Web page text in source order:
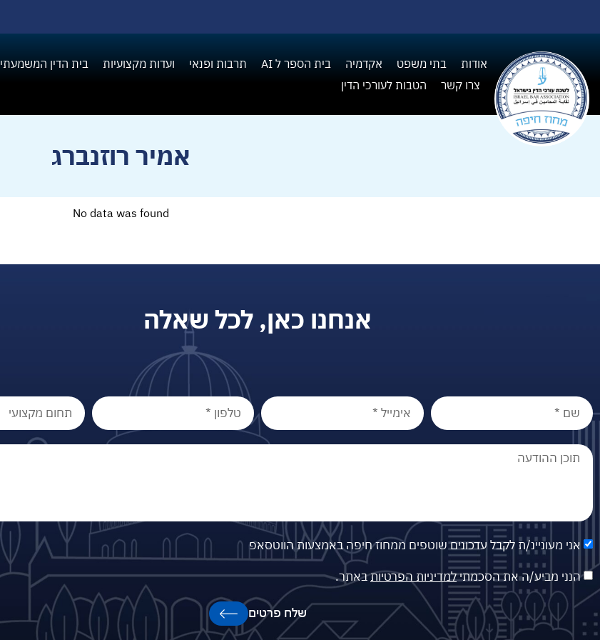
אודות בתי משפט אקדמיה בית הספר ל AI תרבות ופנאי ועדות מקצועיות בית הדין המשמעתי
צרו קשר
הטבות לעורכי הדין
אמיר רוזנברג
No data was found
אנחנו כאן, לכל שאלה
אני מעוניינ/ת לקבל עדכונים שוטפים ממחוז חיפה באמצעות הווטסאפ
הנני מביע/ה את הסכמתילמדיניות הפרטיותבאתר.
שלח פרטים